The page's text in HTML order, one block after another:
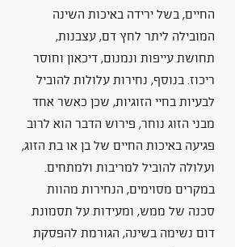
החיים, בשל ירידה באיכות השינה
המובילה ליתר לחץ דם, עצבנות,
תחושת עייפות ונמנום, דיכאון וחוסר
ריכוז. בנוסף, נחירות עלולות להוביל
לבעיות בחיי הזוגיות, שכן כאשר אחד
מבני הזוג נוחר, פירוש הדבר הוא לרוב
פגיעה באיכות החיים של בן או בת הזוג,
ועלולה להוביל למריבות ולמתחים.
במקרים מסוימים, הנחירות מהוות
סכנה של ממש, ומעידות על תסמונת
דום נשימה בשינה, הגורמת להפסקת